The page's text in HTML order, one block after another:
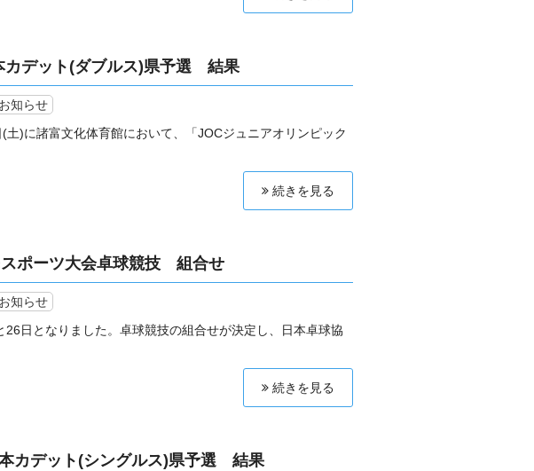
デット(ダブルス)県予選 結果
お知らせ
土)に諸富文化体育館において、「JOCジュニアオリンピック
続きを見る
ポーツ大会卓球競技 組合せ
お知らせ
26日となりました。卓球競技の組合せが決定し、日本卓球協
続きを見る
カデット(シングルス)県予選 結果